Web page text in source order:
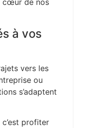
cœur de nos
à vos
vers les
ou
s’adaptent
profiter